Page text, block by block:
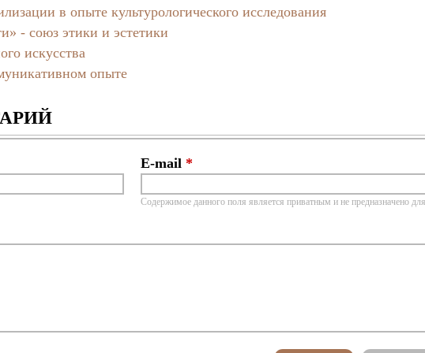
в опыте культурологического исследования
- союз этики и эстетики
искусства
опыте
E-mail *
Содержимое данного поля является приватным и не предназначено